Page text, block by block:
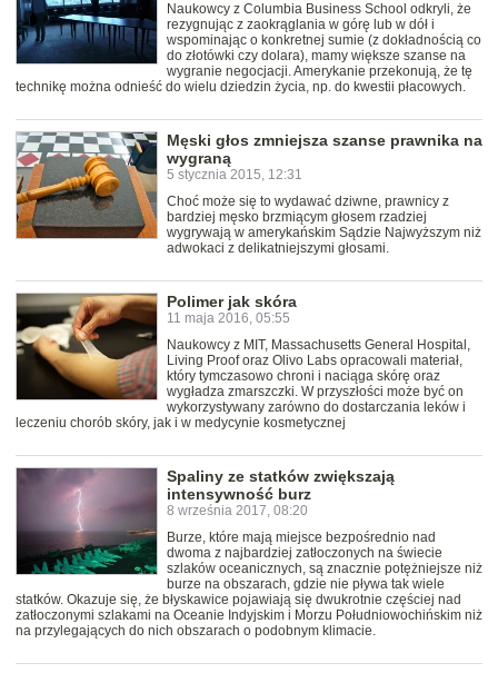
Naukowcy z Columbia Business School odkryli, że
rezygnując z zaokrąglania w górę lub w dół i
wspominając o konkretnej sumie (z dokładnością co
do złotówki czy dolara), mamy większe szanse na
wygranie negocjacji. Amerykanie przekonują, że tę
technikę można odnieść do wielu dziedzin życia, np. do kwestii płacowych.
Męski głos zmniejsza szanse prawnika na
wygraną
5 stycznia 2015, 12:31
Choć może się to wydawać dziwne, prawnicy z
bardziej męsko brzmiącym głosem rzadziej
wygrywają w amerykańskim Sądzie Najwyższym niż
adwokaci z delikatniejszymi głosami.
Polimer jak skóra
11 maja 2016, 05:55
Naukowcy z MIT, Massachusetts General Hospital,
Living Proof oraz Olivo Labs opracowali materiał,
który tymczasowo chroni i naciąga skórę oraz
wygładza zmarszczki. W przyszłości może być on
wykorzystywany zarówno do dostarczania leków i
leczeniu chorób skóry, jak i w medycynie kosmetycznej
Spaliny ze statków zwiększają
intensywność burz
8 września 2017, 08:20
Burze, które mają miejsce bezpośrednio nad
dwoma z najbardziej zatłoczonych na świecie
szlaków oceanicznych, są znacznie potężniejsze niż
burze na obszarach, gdzie nie pływa tak wiele
statków. Okazuje się, że błyskawice pojawiają się dwukrotnie częściej nad
zatłoczonymi szlakami na Oceanie Indyjskim i Morzu Południowochińskim niż
na przylegających do nich obszarach o podobnym klimacie.